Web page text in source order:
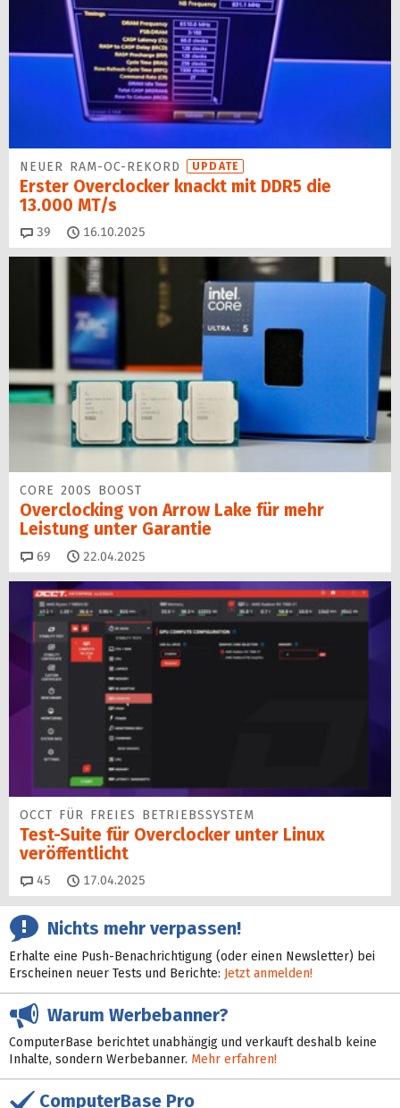
NEUER RAM-OC-REKORD UPDATE
Erster Overclocker knackt mit DDR5 die
13.000 MT/s
39 Kommentare
16.10.2025
CORE 200S BOOST
Overclocking von Arrow Lake für mehr
Leistung unter Garantie
69 Kommentare
22.04.2025
OCCT FÜR FREIES BETRIEBSSYSTEM
Test-Suite für Overclocker unter Linux
veröffentlicht
45 Kommentare
17.04.2025
Nichts mehr verpassen!
Erhalte eine Push-Benachrichtigung (oder einen Newsletter) bei
Erscheinen neuer Tests und Berichte: Jetzt anmelden!
Warum Werbebanner?
ComputerBase berichtet unabhängig und verkauft deshalb keine
Inhalte, sondern Werbebanner. Mehr erfahren!
ComputerBase Pro